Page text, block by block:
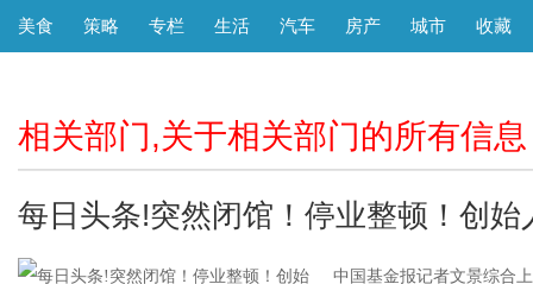
美食
策略 专栏 生活 汽车 房产 城市 收藏
相关部门,关于相关部门的所有信息
每日头条!突然闭馆！停业整顿！创始
中国基金报记者文景综合